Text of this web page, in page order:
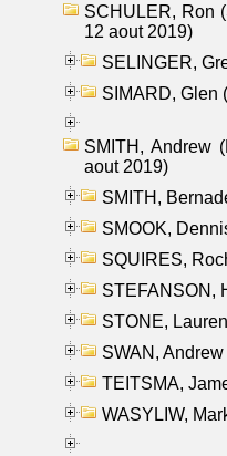
SCHULER, Ron
12 aout 2019)
SELINGER,
SIMARD, Glen
SMITH, Andrew
aout 2019)
SMITH,
SMOOK,
SQUIRES,
STEFANSON,
STONE,
SWAN,
TEITSMA,
WASYLIW,